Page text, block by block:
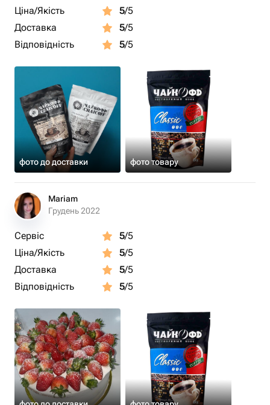
Ціна/Якість
5/5
Доставка
5/5
Відповідність
5/5
фото до доставки фото товару
Mariam
Грудень 2022
Сервіс 5/5
Ціна/Якість
5/5
Доставка
5/5
Відповідність
5/5